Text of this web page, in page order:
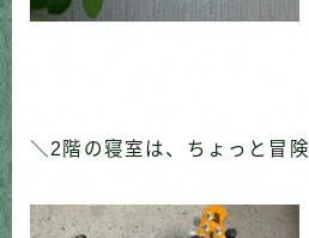
＼2階の寝室は、ちょっと冒険